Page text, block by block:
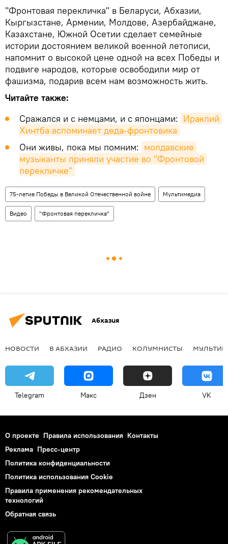
"Фронтовая перекличка" в Беларуси, Абхазии,
Кыргызстане, Армении, Молдове, Азербайджане,
Казахстане, Южной Осетии сделает семейные
истории достоянием великой военной летописи,
напомнит о высокой цене одной на всех Победы и
подвиге народов, которые освободили мир от
фашизма, подарив всем нам возможность жить.
Читайте также:
Сражался и с немцами, и с японцами: Ираклий
Хинтба вспоминает деда-фронтовика
Они живы, пока мы помним: молдавские
музыканты приняли участие во "Фронтовой
перекличке"
75-летие Победы в Великой Отечественной войне Мультимедиа
Видео "Фронтовая перекличка"
Абхазия
НОВОСТИ В АБХАЗИИ РАДИО КОЛУМНИСТЫ
Telegram Макс Дзен VK
О проекте Правила использования Контакты
Реклама Пресс-центр
Политика конфиденциальности
Политика использования Cookie
Правила применения рекомендательных
технологий
Обратная связь